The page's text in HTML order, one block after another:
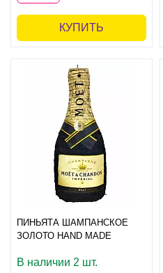
КУПИТЬ
ПИНЬЯТА ШАМПАНСКОЕ
ЗОЛОТО HAND MADE
В наличии 2 шт.